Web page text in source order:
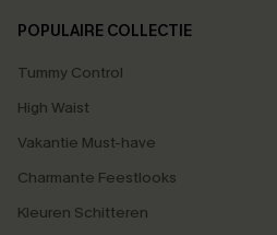
POPULAIRE COLLECTIE
Tummy Control
High Waist
Vakantie Must-have
Charmante Feestlooks
Kleuren Schitteren